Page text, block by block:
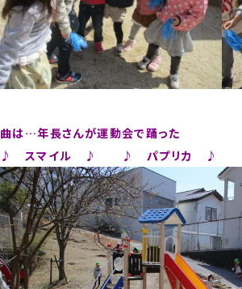
曲は…年長さんが運動会で踊った
♪ スマイル ♪ ♪ パプリカ ♪